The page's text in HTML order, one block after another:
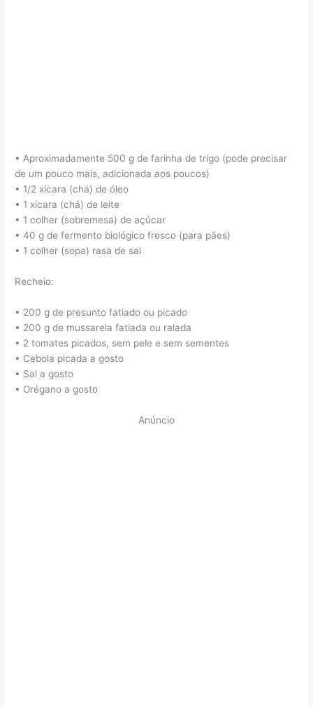
• Aproximadamente 500 g de farinha de trigo (pode precisar
de um pouco mais, adicionada aos poucos)
• 1/2 xícara (chá) de óleo
• 1 xícara (chá) de leite
• 1 colher (sobremesa) de açúcar
• 40 g de fermento biológico fresco (para pães)
• 1 colher (sopa) rasa de sal
Recheio:
• 200 g de presunto fatiado ou picado
• 200 g de mussarela fatiada ou ralada
• 2 tomates picados, sem pele e sem sementes
• Cebola picada a gosto
• Sal a gosto
• Orégano a gosto
Anúncio